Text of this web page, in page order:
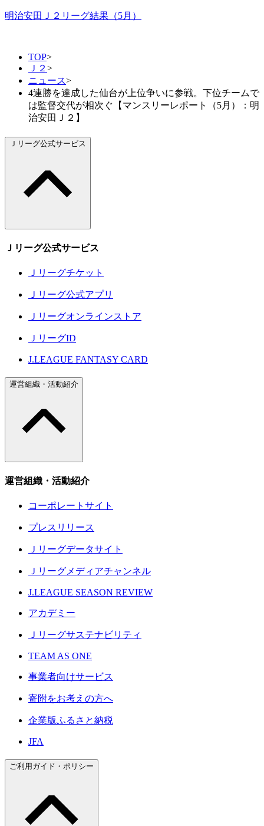
明治安田Ｊ２リーグ結果（5月）
TOP>
Ｊ２ >
ニュース>
4連勝を達成した仙台が上位争いに参戦。下位チームで
は監督交代が相次ぐ【マンスリーレポート（5月）：明
治安田Ｊ２】
Ｊリーグ公式サービス
Ｊリーグ公式サービス
Ｊリーグチケット
Ｊリーグ公式アプリ
Ｊリーグオンラインストア
ＪリーグID
J.LEAGUE FANTASY CARD
運営組織・活動紹介
運営組織・活動紹介
コーポレートサイト
プレスリリース
Ｊリーグデータサイト
Ｊリーグメディアチャンネル
J.LEAGUE SEASON REVIEW
アカデミー
Ｊリーグサステナビリティ
TEAM AS ONE
事業者向けサービス
寄附をお考えの方へ
企業版ふるさと納税
JFA
ご利用ガイド・ポリシー